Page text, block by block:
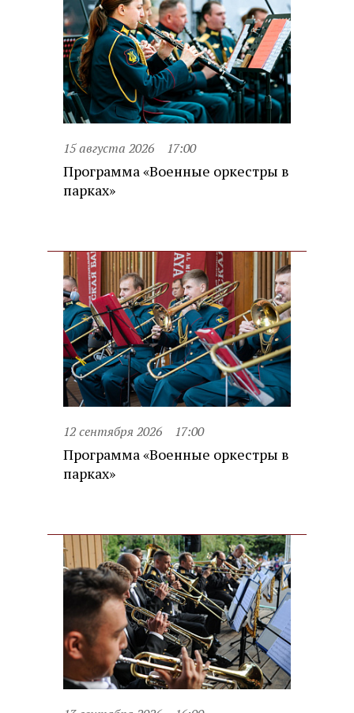
15 августа 2026 17:00
Программа «Военные оркестры в
парках»
12 сентября 2026 17:00
Программа «Военные оркестры в
парках»